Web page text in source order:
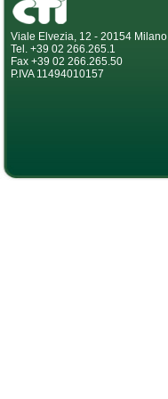
Viale Elvezia, 12 - 20154 Milano
Tel. +39 02 266.265.1
Fax +39 02 266.265.50
P.IVA 11494010157